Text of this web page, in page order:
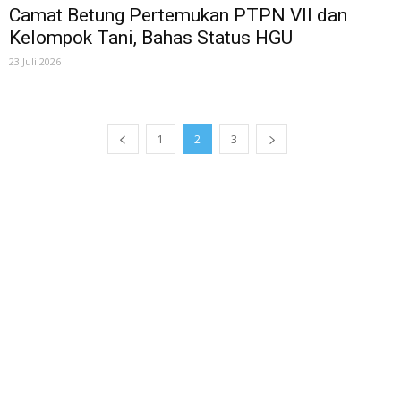
Camat Betung Pertemukan PTPN VII dan
Kelompok Tani, Bahas Status HGU
23 Juli 2026
1 2 3